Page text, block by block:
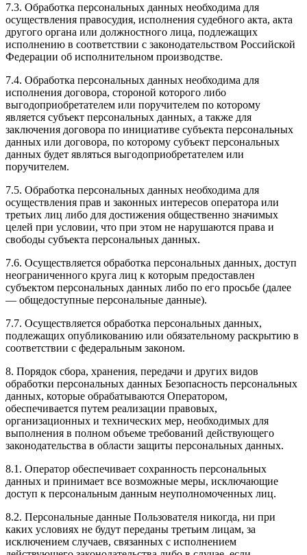
7.3. Обработка персональных данных необходима для
осуществления правосудия, исполнения судебного акта, акта
другого органа или должностного лица, подлежащих
исполнению в соответствии с законодательством Российской
Федерации об исполнительном производстве.
7.4. Обработка персональных данных необходима для
исполнения договора, стороной которого либо
выгодоприобретателем или поручителем по которому
является субъект персональных данных, а также для
заключения договора по инициативе субъекта персональных
данных или договора, по которому субъект персональных
данных будет являться выгодоприобретателем или
поручителем.
7.5. Обработка персональных данных необходима для
осуществления прав и законных интересов оператора или
третьих лиц либо для достижения общественно значимых
целей при условии, что при этом не нарушаются права и
свободы субъекта персональных данных.
7.6. Осуществляется обработка персональных данных, доступ
неограниченного круга лиц к которым предоставлен
субъектом персональных данных либо по его просьбе (далее
— общедоступные персональные данные).
7.7. Осуществляется обработка персональных данных,
подлежащих опубликованию или обязательному раскрытию в
соответствии с федеральным законом.
8. Порядок сбора, хранения, передачи и других видов
обработки персональных данных Безопасность персональных
данных, которые обрабатываются Оператором,
обеспечивается путем реализации правовых,
организационных и технических мер, необходимых для
выполнения в полном объеме требований действующего
законодательства в области защиты персональных данных.
8.1. Оператор обеспечивает сохранность персональных
данных и принимает все возможные меры, исключающие
доступ к персональным данным неуполномоченных лиц.
8.2. Персональные данные Пользователя никогда, ни при
каких условиях не будут переданы третьим лицам, за
исключением случаев, связанных с исполнением